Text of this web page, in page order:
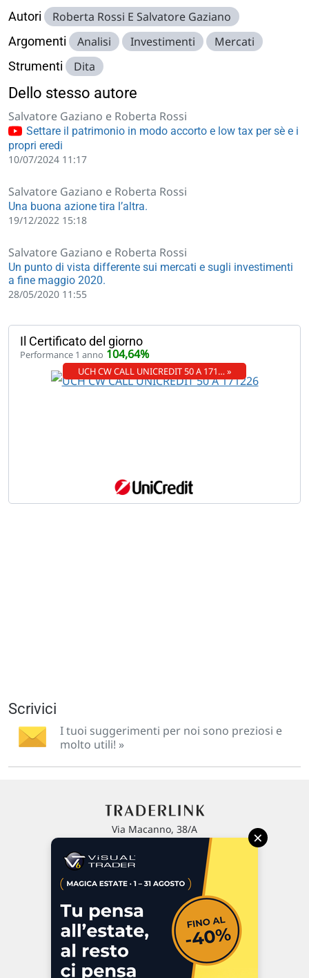
Autori Roberta Rossi E Salvatore Gaziano
Argomenti Analisi Investimenti Mercati
Strumenti Dita
Dello stesso autore
Salvatore Gaziano e Roberta Rossi
Settare il patrimonio in modo accorto e low tax per sè e i
propri eredi
10/07/2024 11:17
Salvatore Gaziano e Roberta Rossi
Una buona azione tira l’altra.
19/12/2022 15:18
Salvatore Gaziano e Roberta Rossi
Un punto di vista differente sui mercati e sugli investimenti
a fine maggio 2020.
28/05/2020 11:55
Il Certificato del giorno
Performance 1 anno 104,64%
UCH CW CALL UNICREDIT 50 A 171… »
Scrivici
I tuoi suggerimenti per noi sono preziosi e
molto utili! »
Via Macanno, 38/A
P.IVA 02 452 460 401
Commenti e segnalazioni
Contattaci
×